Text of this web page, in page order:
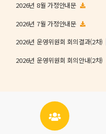
2026년 8월 가정안내문
2026년 7월 가정안내문
2026년 운영위원회 회의결과(2차)
2026년 운영위원회 회의안내(2차)